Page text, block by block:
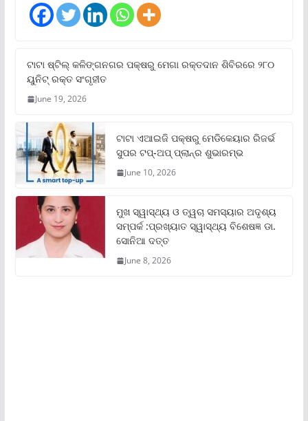
ଟାଟା ଷ୍ଟିଲ୍‌ କଳିଙ୍ଗନଗର ପକ୍ଷରୁ ମେଗା ରକ୍ତଦାନ ଶିବିରରେ ୨୮୦
ୟୁନିଟ୍‌ ରକ୍ତ ସଂଗୃହୀତ
June 19, 2026
ଟାଟା ଏଆଇଜି ପକ୍ଷରୁ ମେଡିକେୟାର ରିଜର୍ଭ
ସୁପର ଟପ୍‌-ଅପ୍ ପ୍ଲାନ୍‌ର ଶୁଭାରମ୍ଭ
June 10, 2026
ମୁଖ ସ୍ୱାସ୍ଥ୍ୟ ଓ ତ୍ୱଚା ସମସ୍ୟାର ଅଦୃଶ୍ୟ
ସମ୍ପର୍କ :ପ୍ରଖ୍ୟାତ ସ୍ୱାସ୍ଥ୍ୟ ବିଶେଷଜ୍ଞ ଡା.
ସୋନିଆ ଦତ୍ତ
June 8, 2026